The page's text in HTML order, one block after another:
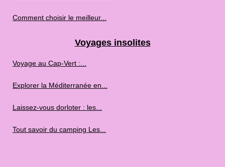
Comment choisir le meilleur...
Voyages insolites
Voyage au Cap‑Vert :...
Explorer la Méditerranée en...
Laissez-vous dorloter : les...
Tout savoir du camping Les...